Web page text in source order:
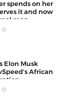
spends on her
it and now
man
0
Elon Musk
African
0